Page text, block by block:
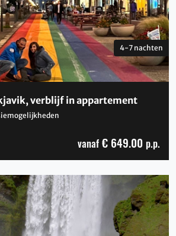
verblijf in appartement
4-7 nachten
vanaf € 649.00 p.p.